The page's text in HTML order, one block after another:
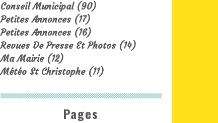
Conseil Municipal(90)
Petites Annonces(17)
Petites Annonces(16)
Revues De Presse Et Photos(14)
Ma Mairie(12)
Météo St Christophe(11)
Pages